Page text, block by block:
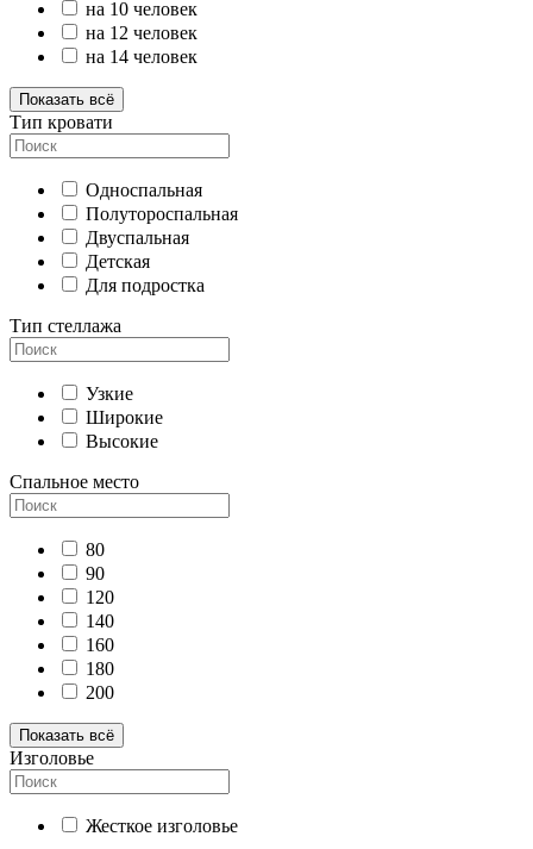
на 10 человек
на 12 человек
на 14 человек
Показать всё
Тип кровати
Односпальная
Полутороспальная
Двуспальная
Детская
Для подростка
Тип стеллажа
Узкие
Широкие
Высокие
Спальное место
80
90
120
140
160
180
200
Показать всё
Изголовье
Жесткое изголовье